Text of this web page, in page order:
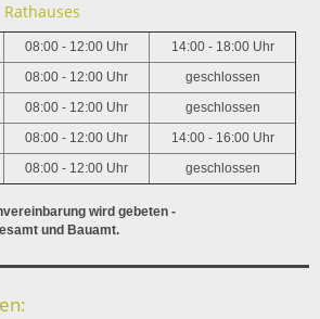
08:00 - 12:00 Uhr 14:00 - 18:00 Uhr
08:00 - 12:00 Uhr geschlossen
08:00 - 12:00 Uhr geschlossen
08:00 - 12:00 Uhr 14:00 - 16:00 Uhr
08:00 - 12:00 Uhr geschlossen
wird gebeten -
und Bauamt.